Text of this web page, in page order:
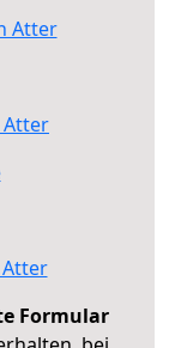
Atter
Atter
Formular